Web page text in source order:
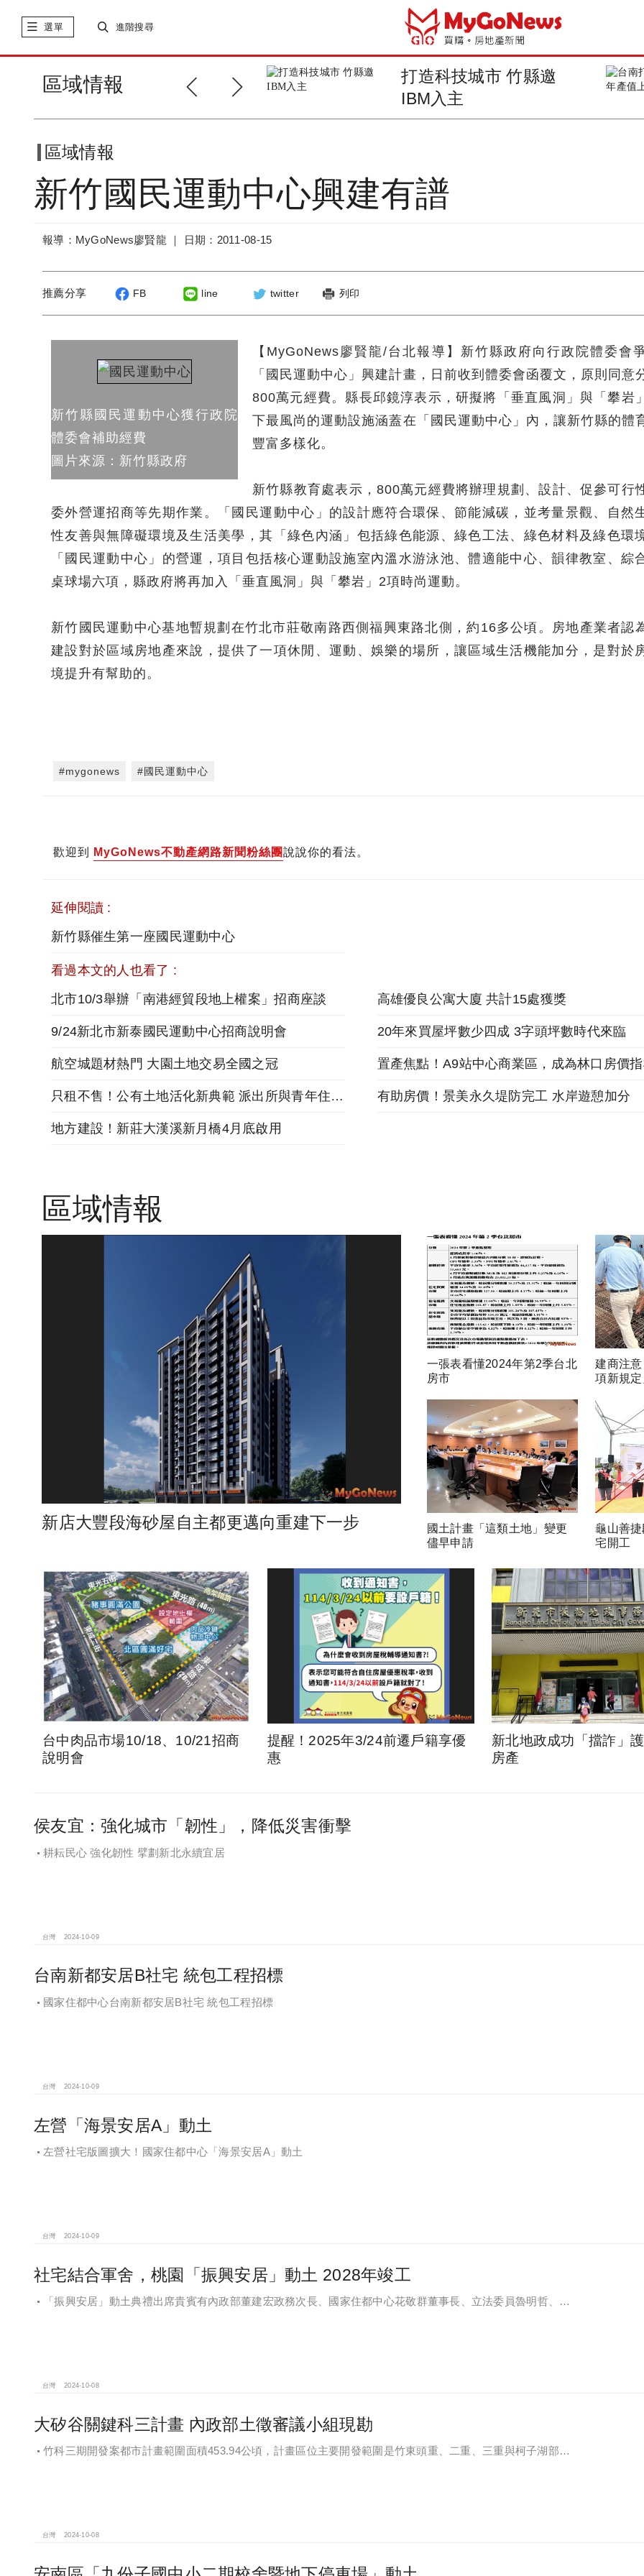
選單 進階搜尋
區域情報
北市老屋拉皮案 已21件
獲補助
打造科技城市 竹縣邀
IBM入主
區域情報
新竹國民運動中心興建有譜
報導：MyGoNews廖賢龍 ｜ 日期：2011-08-15
推薦分享 FB line twitter 列印
新竹縣國民運動中心獲行政院
體委會補助經費
圖片來源：新竹縣政府
【MyGoNews廖賢龍/台北報導】新竹縣政府向行政院體委會
「國民運動中心」興建計畫，日前收到體委會函覆文，原則同意
800萬元經費。縣長邱鏡淳表示，研擬將「垂直風洞」與「攀岩
下最風尚的運動設施涵蓋在「國民運動中心」內，讓新竹縣的體
豐富多樣化。
新竹縣教育處表示，800萬元經費將辦理規劃、設計、促參可行
委外營運招商等先期作業。「國民運動中心」的設計應符合環保、節能減碳，並考量景觀、自然
性友善與無障礙環境及生活美學，其「綠色內涵」包括綠色能源、綠色工法、綠色材料及綠色環
「國民運動中心」的營運，項目包括核心運動設施室內溫水游泳池、體適能中心、韻律教室、綜
桌球場六項，縣政府將再加入「垂直風洞」與「攀岩」2項時尚運動。
新竹國民運動中心基地暫規劃在竹北市莊敬南路西側福興東路北側，約16多公頃。房地產業者認
建設對於區域房地產來說，提供了一項休閒、運動、娛樂的場所，讓區域生活機能加分，是對於
境提升有幫助的。
#mygonews #國民運動中心
歡迎到 MyGoNews不動產網路新聞粉絲團說說你的看法。
延伸閱讀 :
新竹縣催生第一座國民運動中心
看過本文的人也看了 :
北市10/3舉辦「南港經貿段地上權案」招商座談
高雄優良公寓大廈 共計15處獲獎
9/24新北市新泰國民運動中心招商說明會 20年來買屋坪數少四成 3字頭坪數時代來臨
航空城題材熱門 大園土地交易全國之冠 置產焦點！A9站中心商業區，成為林口房價
只租不售！公有土地活化新典範 派出所與青年住宅共構 有助房價！景美永久堤防完工 水岸遊憩加分
地方建設！新莊大漢溪新月橋4月底啟用
區域情報
新店大豐段海砂屋自主都更邁向重建下一步
一張表看懂2024年第2季台北
房市
建商注
項新規
國土計畫「這類土地」變更
儘早申請
龜山善
宅開工
台中肉品市場10/18、10/21招商
說明會
提醒！2025年3/24前遷戶籍享優
惠
新北地政成功「擋詐」
房產
侯友宜：強化城市「韌性」，降低災害衝擊
耕耘民心 強化韌性 擘劃新北永續宜居
台灣 2024-10-09
台南新都安居B社宅 統包工程招標
國家住都中心台南新都安居B社宅 統包工程招標
台灣 2024-10-09
左營「海景安居A」動土
左營社宅版圖擴大！國家住都中心「海景安居A」動土
台灣 2024-10-09
社宅結合軍舍，桃園「振興安居」動土 2028年竣工
「振興安居」動土典禮出席貴賓有內政部董建宏政務次長、國家住都中心花敬群董事長、立法委員魯明哲、財
台灣 2024-10-08
大矽谷關鍵科三計畫 內政部土徵審議小組現勘
竹科三期開發案都市計畫範圍面積453.94公頃，計畫區位主要開發範圍是竹東頭重、二重、三重與柯子湖部分
台灣 2024-10-08